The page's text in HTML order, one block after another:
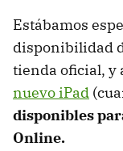
Estábamos
disponibilidad
tienda oficial, y
nuevo iPad
disponibles
Online.